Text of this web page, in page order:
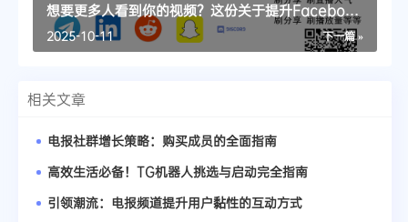
想要更多人看到你的视频？这份关于提升Facebook
播放量的指南请收好
下一篇 »
2025-10-11
相关文章
电报社群增长策略：购买成员的全面指南
高效生活必备！TG机器人挑选与启动完全指南
引领潮流：电报频道提升用户黏性的互动方式